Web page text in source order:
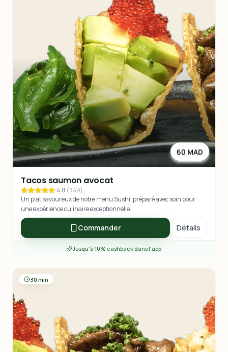
60 MAD
Tacos saumon avocat
4.8 (149)
Un plat savoureux de notre menu Sushi, préparé avec soin pour
une expérience culinaire exceptionnelle.
Commander Détails
Jusqu'à 10% cashback dans l'app
30 min